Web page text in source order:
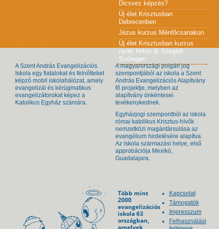
Dicsvez képzés?
Új élet Krisztusban
Debrecenben
Jézus kurzus Ménfőcsanakon
Új élet Krisztusban kurzus
nyolc héten át Szeged-
Szőregen
A Szent András Evangelizációs
Iskola egy fiatalokat és felnőtteket
képző mobil iskolahálózat, amely
evangelizál és kérügmatikus
evangelizátorokat képez a
Katolikus Egyház számára.
A magyarországi polgári jog
szempontjából az iskola a Szent
András Evangelizációs Alapítvány
fő projektje, melyben az
alapítvány önkéntesei
tevékenykednek.
Egyházjogi szempontból az iskola
római katolikus Krisztus-hívők
nemzetközi magántársulása az
evangélium hirdetésére alapítva.
Az iskola származási helye, első
approbációja Mexikó,
Guadalajara.
Több mint
2000
evangelizációs
iskola 63
országban,
Kapcsolat
Támogatók
Impresszum
Felhasználási